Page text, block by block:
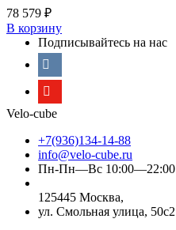
78 579 ₽
В корзину
Подписывайтесь на нас
Velo-cube
+7(936)134-14-88
info@velo-cube.ru
Пн-Пн—Вс 10:00—22:00
125445 Москва,
ул. Смольная улица, 50с2